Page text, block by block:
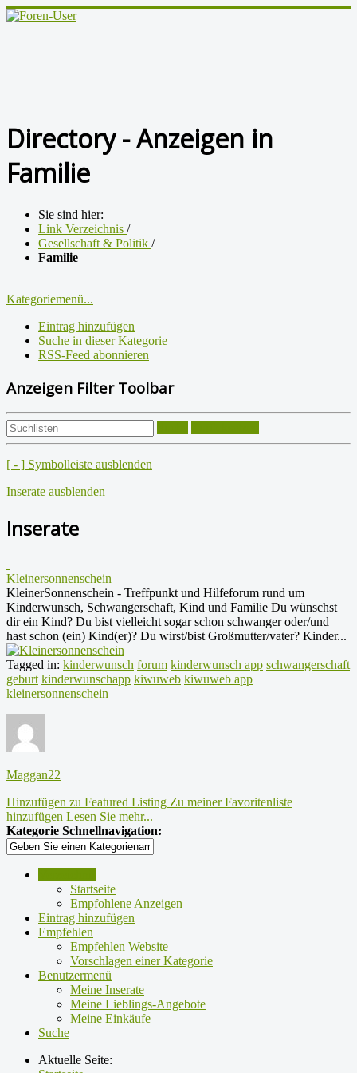
Directory - Anzeigen in
Familie
Sie sind hier:
Link Verzeichnis /
Gesellschaft & Politik /
Familie
Kategoriemenü...
Eintrag hinzufügen
Suche in dieser Kategorie
RSS-Feed abonnieren
Anzeigen Filter Toolbar
[ - ] Symbolleiste ausblenden
Inserate ausblenden
Inserate
Kleinersonnenschein
KleinerSonnenschein - Treffpunkt und Hilfeforum rund um
Kinderwunsch, Schwangerschaft, Kind und Familie Du wünschst
dir ein Kind? Du bist vielleicht sogar schon schwanger oder/und
hast schon (ein) Kind(er)? Du wirst/bist Großmutter/vater? Kinder...
Tagged in: kinderwunsch forum kinderwunsch app schwangerschaft
geburt kinderwunschapp kiwuweb kiwuweb app
kleinersonnenschein
Maggan22
Hinzufügen zu Featured Listing Zu meiner Favoritenliste
hinzufügen Lesen Sie mehr...
Kategorie Schnellnavigation:
Startseite
Empfohlene Anzeigen
Eintrag hinzufügen
Empfehlen
Empfehlen Website
Vorschlagen einer Kategorie
Benutzermenü
Meine Inserate
Meine Lieblings-Angebote
Meine Einkäufe
Suche
Aktuelle Seite: